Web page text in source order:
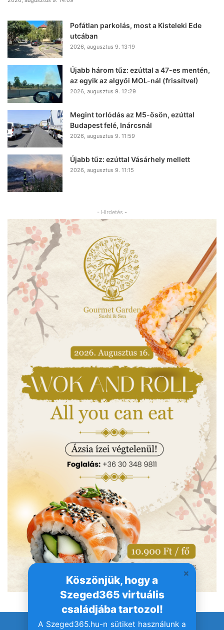
Köszönjük, hogy a
Szeged365 virtuális
családjába tartozol!
A Szeged365.hu-n sütiket használunk a
Pofátlan parkolás, most a Kisteleki Ede
utcában
2026, augusztus 9. 13:19
Újabb három tűz: ezúttal a 47-es mentén,
az egyik az algyői MOL-nál (frissítve!)
2026, augusztus 9. 12:29
Megint torlódás az M5-ösön, ezúttal
Budapest felé, Inárcsnál
2026, augusztus 9. 11:59
Újabb tűz: ezúttal Vásárhely mellett
2026, augusztus 9. 11:15
- Hirdetés -